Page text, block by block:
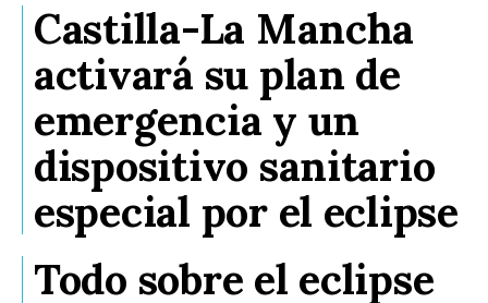
Castilla-La Mancha
activará su plan de
emergencia y un
dispositivo sanitario
especial por el eclipse
Todo sobre el eclipse